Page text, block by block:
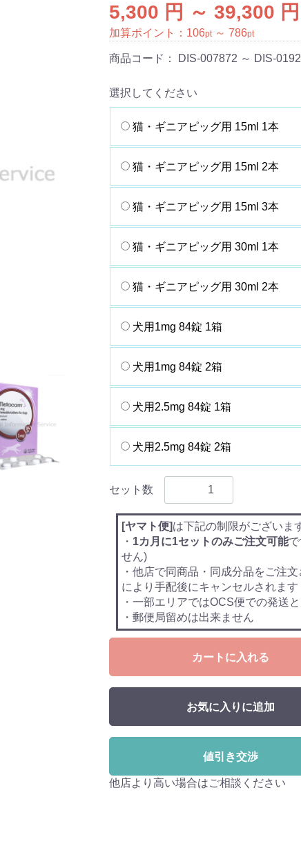
5,300 円 ～ 39,300 円
加算ポイント： 106pt ～ 786pt
商品コード： DIS-007872 ～ DIS-
選択してください
猫・ギニアピッグ用 15ml 1本
猫・ギニアピッグ用 15ml 2本
猫・ギニアピッグ用 15ml 3本
猫・ギニアピッグ用 30ml 1本
猫・ギニアピッグ用 30ml 2本
犬用1mg 84錠 1箱
犬用1mg 84錠 2箱
犬用2.5mg 84錠 1箱
犬用2.5mg 84錠 2箱
セット数
[ヤマト便]は下記の制限がございま
・ 1カ月に1セットのみご注文可能
せん)
・他店で同商品・同成分品をご注
により手配後にキャンセルされます
・一部エリアではOCS便での発送
・郵便局留めは出来ません
カートに入れる
お気に入りに追加
値引き交渉
他店より高い場合はご相談ください